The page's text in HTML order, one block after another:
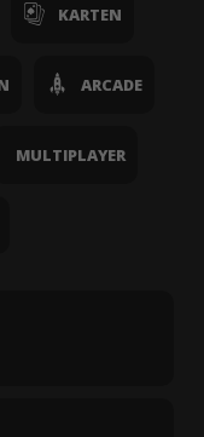
KARTEN
ARCADE
MULTIPLAYER